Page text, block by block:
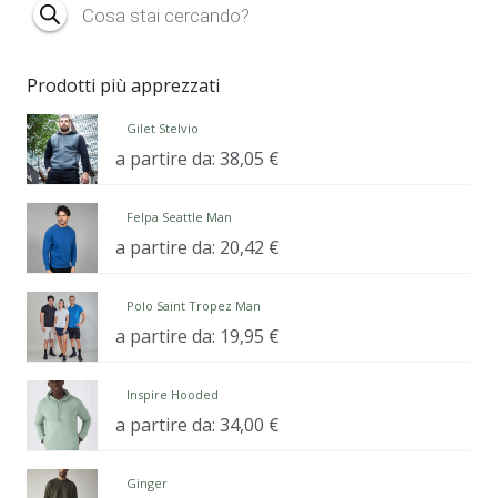
search
Prodotti più apprezzati
Gilet Stelvio
a partire da: 38,05 €
Felpa Seattle Man
a partire da: 20,42 €
Polo Saint Tropez Man
a partire da: 19,95 €
Inspire Hooded
a partire da: 34,00 €
Ginger